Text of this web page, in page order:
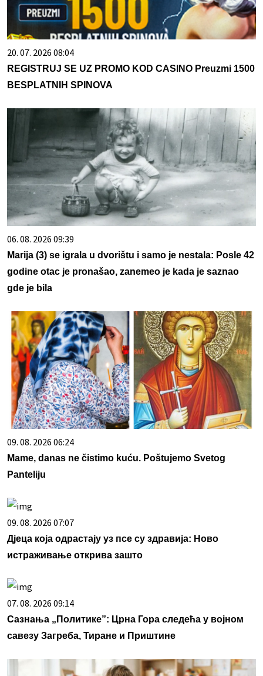
20. 07. 2026 08:04
REGISTRUJ SE UZ PROMO KOD CASINO Preuzmi 1500
BESPLATNIH SPINOVA
06. 08. 2026 09:39
Marija (3) se igrala u dvorištu i samo je nestala: Posle 42
godine otac je pronašao, zanemeo je kada je saznao
gde je bila
09. 08. 2026 06:24
Mame, danas ne čistimo kuću. Poštujemo Svetog
Panteliju
09. 08. 2026 07:07
Дјеца која одрастају уз псе су здравија: Ново
истраживање открива зашто
07. 08. 2026 09:14
Сазнања „Политике”: Црна Гора следећа у војном
савезу Загреба, Тиране и Приштине